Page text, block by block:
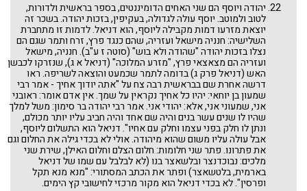
יהודה ויוסף הם שני האחים הדומיננטים, בספר בראשית ולדורות,
לטוב ולמוטב. יוסף עולה לגדולה, בעקיפין, בזכות יהודה. בשכר זה
יוצאת מזרעו דמות מקבילה ליוסף, הוא דניאל. לדמות זו מתחברת
השלישיה: חנניה מישאל ועזריה, שהם כנגד פרץ, זרח ותמר שגם הם
נצלו בזכות יהודה "שהודה ולא בוש" (סוטה ז ע"ב). חנניה, מישאל
ועזריה הם מצאצאי פרץ, "מזרע המלוכה" (דניאל א ג), שנזרקו לכבשן
האש (דניאל פרק ג) בדומה לתמר שכמעט והוצאה לשריפה. ראו
דרשה אחרת שם בבראשית רבה צח על "אתה יודוך אחיך - אמר רבי
שמעון בן יוחאי: יהיו כל אחיך נקראין על שמך. אין אדם אומר: ראובני
אני, שמעוני אני, אלא: יהודי אני. אמר רבי יהודה בר סימון: משל למלך
שהיו לו שנים עשר בנים והיה שם אחד והיה חביב עליו יותר מכולם,
ונתן לו חלק בפני עצמו וחלק עם אחיו". דניאל הוא התשלום ליוסף,
אבל עולה עליו משום שהוא מיהודה. אולי לא בכדי גילה את החלום וגם
את פתרונו. פתר שני חלומות: חלום הצלם וחלום האילן, שירת שני
מלכים: נבוכדנצר ובלשאצר בנו (לא לבלבל עם שמו של דניאל
בארמית, בלטשאצר) ופתר את הכתב המסתורי: "מנא מנא תקל
ופרסין". לא בכדי דניאל הוא מקור מרכזי לחישובי קץ הימים.